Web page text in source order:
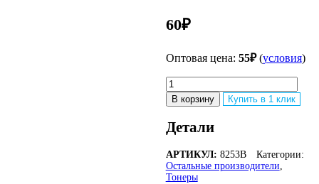
60₽
Оптовая цена: 55₽(условия)
Количество
товара
Чернила
HP
177
8253)
Black,
В корзину Купить в 1 клик
Детали
АРТИКУЛ: 8253B
Категории:
Остальные производители
Тонеры